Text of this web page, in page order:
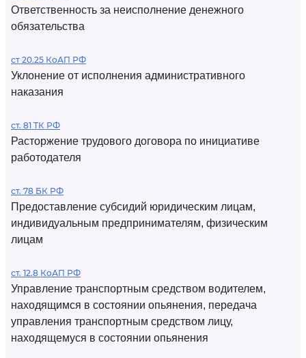
Ответственность за неисполнение денежного
обязательства
ст 20.25 КоАП РФ
Уклонение от исполнения административного
наказания
ст. 81 ТК РФ
Расторжение трудового договора по инициативе
работодателя
ст. 78 БК РФ
Предоставление субсидий юридическим лицам,
индивидуальным предпринимателям, физическим
лицам
ст. 12.8 КоАП РФ
Управление транспортным средством водителем,
находящимся в состоянии опьянения, передача
управления транспортным средством лицу,
находящемуся в состоянии опьянения